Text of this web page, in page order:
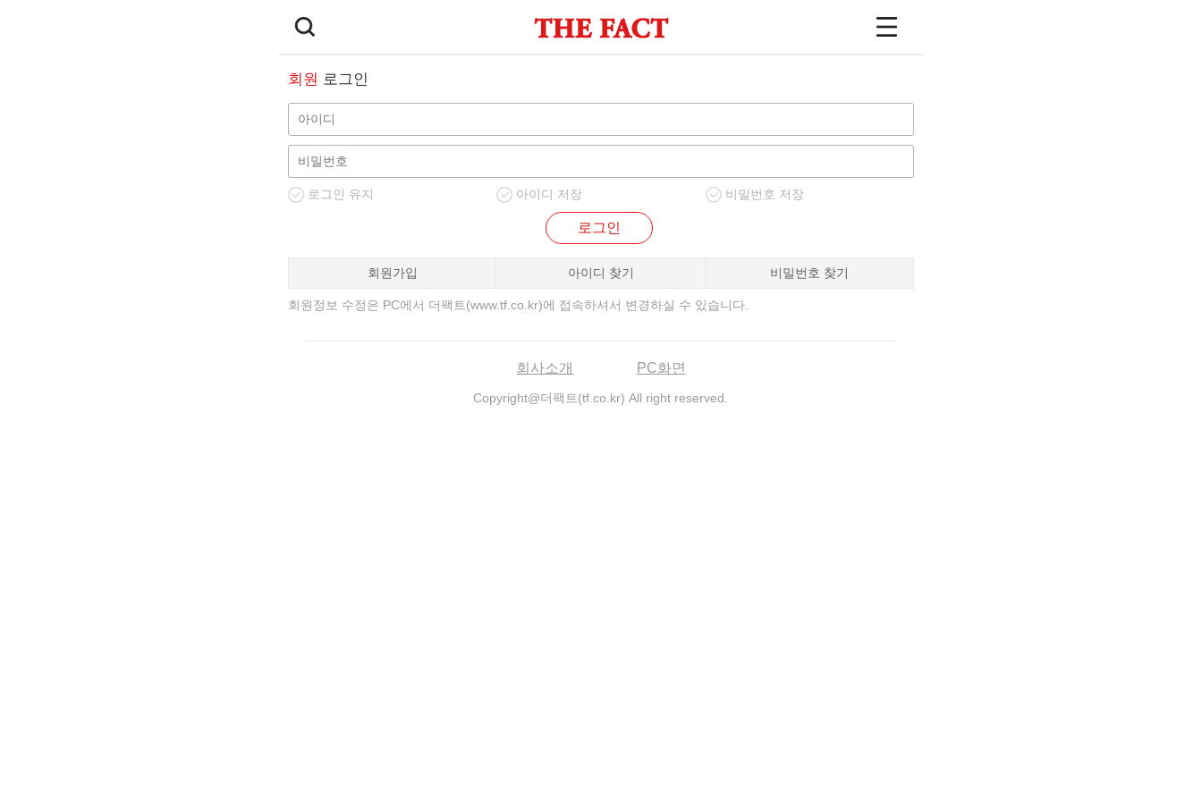
회원 로그인
로그인 유지 아이디 저장 비밀번호 저장
로그인
회원가입 아이디 찾기 비밀번호 찾기
회원정보 수정은 PC에서 더팩트(www.tf.co.kr)에 접속하셔서 변경하실 수 있습니다.
회사소개 PC화면
Copyright@더팩트(tf.co.kr) All right reserved.